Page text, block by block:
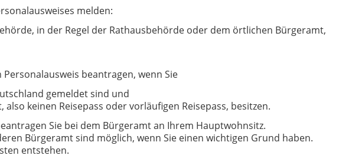
melden:
in der Regel der Rathausbehörde oder dem örtlichen Bürgeramt,
beantragen, wenn Sie
gemeldet sind und
also keinen Reisepass oder vorläufigen Reisepass, besitzen.
Sie bei dem Bürgeramt an Ihrem Hauptwohnsitz.
Bürgeramt sind möglich, wenn Sie einen wichtigen Grund haben.
entstehen.